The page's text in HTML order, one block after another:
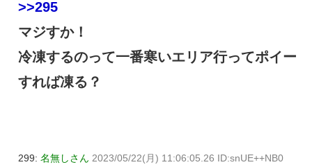
>>295
マジすか！
冷凍するのって一番寒いエリア行ってポイー
すれば凍る？
299: 名無しさん 2023/05/22(月) 11:06:05.26 ID:snUE++NB0